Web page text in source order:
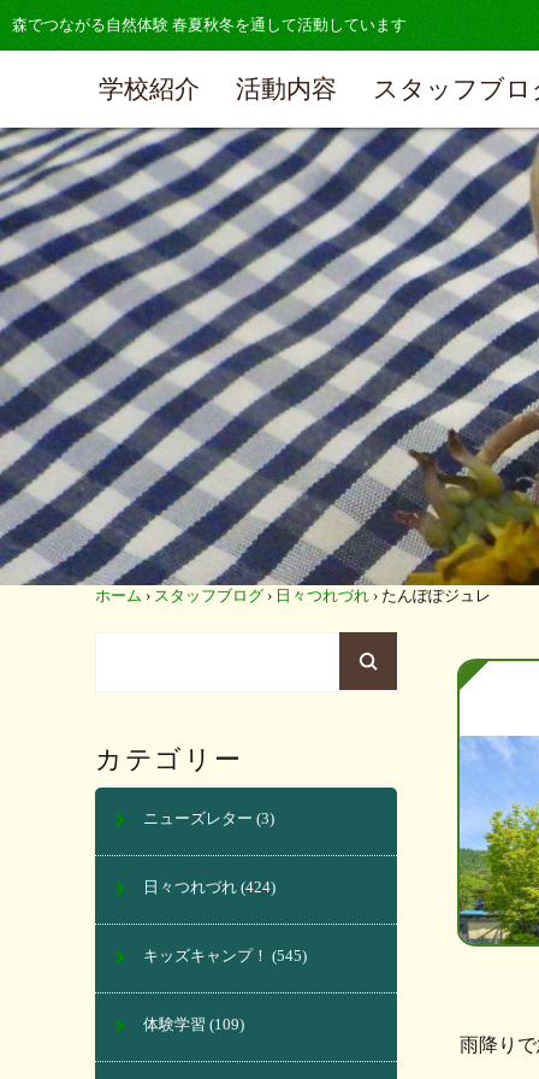
森でつながる自然体験 春夏秋冬を通して活動しています
学校紹介 活動内容 スタッフブロ
ホーム › スタッフブログ › 日々つれづれ › たんぽぽジュレ
雨降り
カテゴリー
ニューズレター (3)
日々つれづれ (424)
キッズキャンプ！ (545)
体験学習 (109)